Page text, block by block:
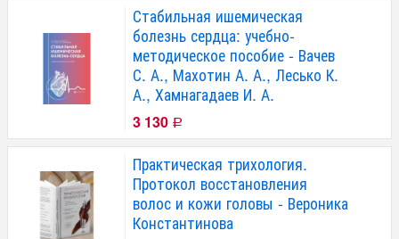
Стабильная ишемическая
болезнь сердца: учебно-
методическое пособие - Вачев
С. А., Махотин А. А., Лесько К.
А., Хамнагадаев И. А.
3 130 Р
Практическая трихология.
Протокол восстановления
волос и кожи головы - Вероника
Константинова